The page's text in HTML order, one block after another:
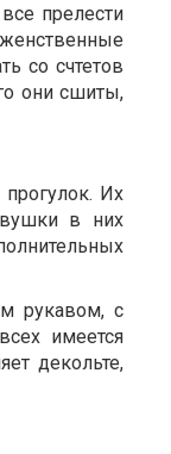
прелести
со счтетов
они сшиты,
Их
в них
рукавом, с
имеется
декольте,